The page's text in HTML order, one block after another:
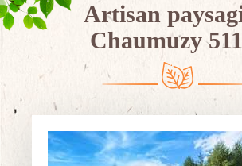
Artisan
Chaumuzy